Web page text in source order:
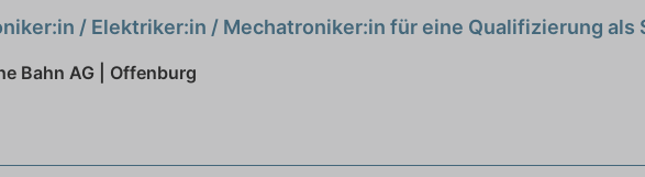
/ Elektriker:in / Mechatroniker:in für eine Qualifizierung als
Bahn AG | Offenburg